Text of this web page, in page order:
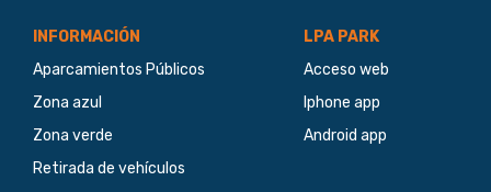
Sagulpa
INFORMACIÓN
Aparcamientos Públicos
Zona azul
Zona verde
Retirada de vehículos
LPA PARK
Acceso web
Iphone app
Android app